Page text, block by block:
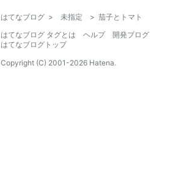
はてなブログ > 未指定 > 茄子とトマト
はてなブログ タグとは
ヘルプ
開発ブログ
はてなブログトップ
Copyright (C) 2001-2026 Hatena.